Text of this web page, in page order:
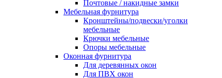
Почтовые / накидные замки
Мебельная фурнитура
Кронштейны/подвески/уголки
мебельные
Крючки мебельные
Опоры мебельные
Оконная фурнитура
Для деревянных окон
Для ПВХ окон